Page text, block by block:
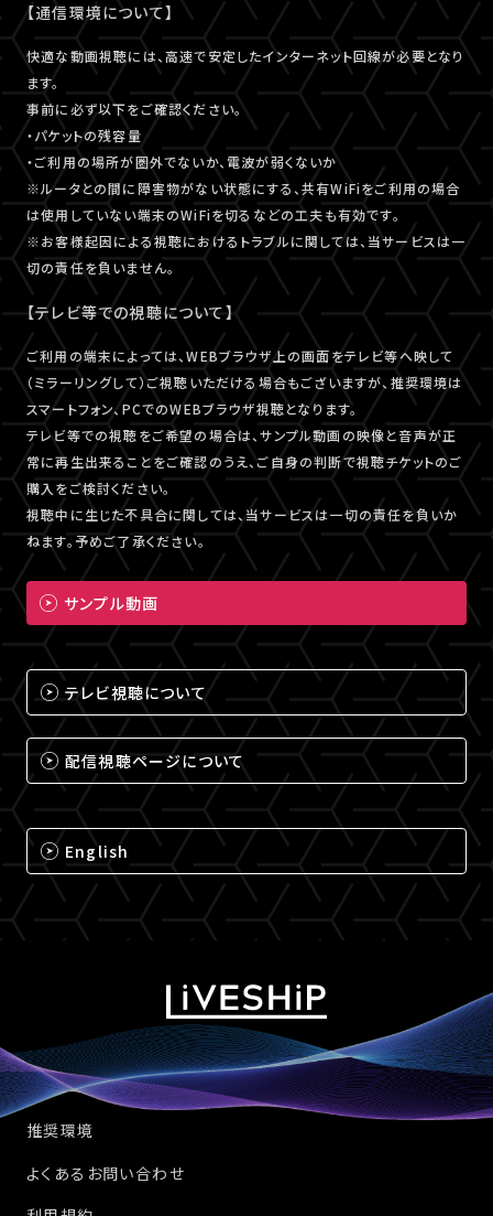
【通信環境について】
快適な動画視聴には、高速で安定したインターネット回線が必要となり
ます。
事前に必ず以下をご確認ください。
・パケットの残容量
・ご利用の場所が圏外でないか、電波が弱くないか
※ルータとの間に障害物がない状態にする、共有WiFiをご利用の場合
は使用していない端末のWiFiを切るなどの工夫も有効です。
※お客様起因による視聴におけるトラブルに関しては、当サービスは一
切の責任を負いません。
【テレビ等での視聴について】
ご利用の端末によっては、WEBブラウザ上の画面をテレビ等へ映して
（ミラーリングして）ご視聴いただける場合もございますが、推奨環境は
スマートフォン、PCでのWEBブラウザ視聴となります。
テレビ等での視聴をご希望の場合は、サンプル動画の映像と音声が正
常に再生出来ることをご確認のうえ、ご自身の判断で視聴チケットのご
購入をご検討ください。
視聴中に生じた不具合に関しては、当サービスは一切の責任を負いか
ねます。予めご了承ください。
サンプル動画
テレビ視聴について
配信視聴ページについて
English
推奨環境
よくあるお問い合わせ